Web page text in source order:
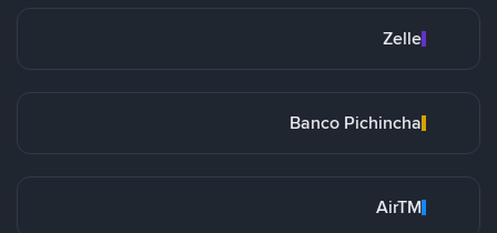
Zelle
Banco Pichincha
AirTM